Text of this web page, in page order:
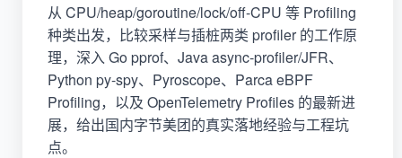
从 CPU/heap/goroutine/lock/off-CPU 等 Profiling
种类出发，比较采样与插桩两类 profiler 的工作原
理，深入 Go pprof、Java async-profiler/JFR、
Python py-spy、Pyroscope、Parca eBPF
Profiling，以及 OpenTelemetry Profiles 的最新进
展，给出国内字节美团的真实落地经验与工程坑
点。